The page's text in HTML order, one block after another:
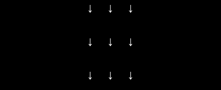
↓ ↓ ↓
↓ ↓ ↓
↓ ↓ ↓